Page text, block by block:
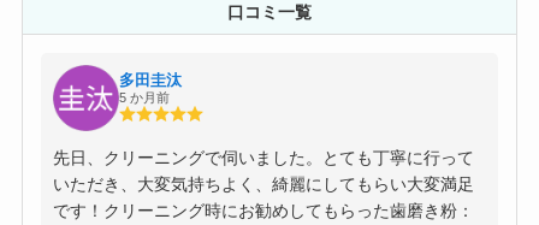
口コミ一覧
多田圭汰
5 か月前
先日、クリーニングで伺いました。とても丁寧に行って
いただき、大変気持ちよく、綺麗にしてもらい大変満足
です！クリーニング時にお勧めしてもらった歯磨き粉：